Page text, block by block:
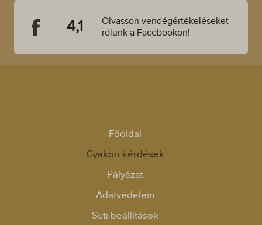
4,1
Olvasson vendégértékeléseket
rólunk a Facebookon!
Főoldal
Gyakori kérdések
Pályázat
Adatvédelem
Süti beállítások